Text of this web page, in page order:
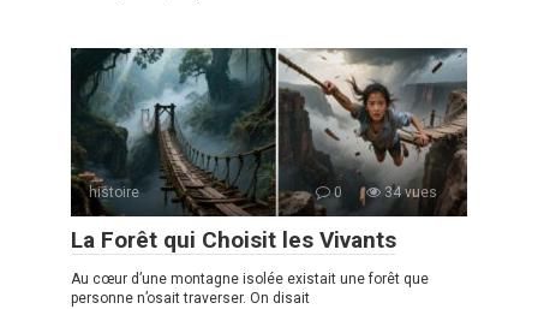
histoire 0 34 vues
La Forêt qui Choisit les Vivants
Au cœur d’une montagne isolée existait une forêt que
personne n’osait traverser. On disait